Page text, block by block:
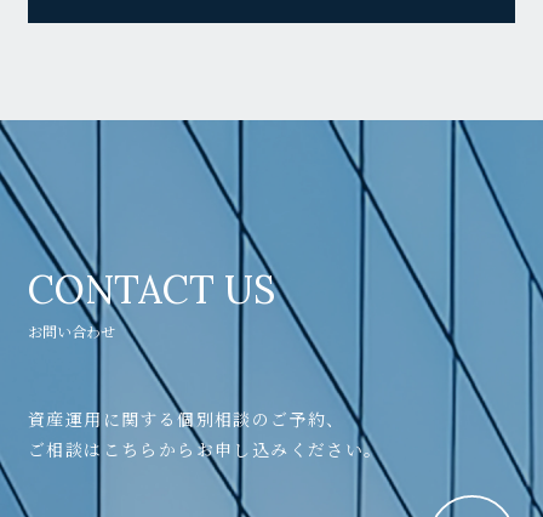
CONTACT US
お問い合わせ
資産運用に関する個別相談のご予約、
ご相談はこちらからお申し込みください。